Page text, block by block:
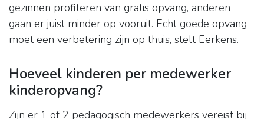
gezinnen profiteren van gratis opvang, anderen
gaan er juist minder op vooruit. Echt goede opvang
moet een verbetering zijn op thuis, stelt Eerkens.
Hoeveel kinderen per medewerker
kinderopvang?
Zijn er 1 of 2 pedagogisch medewerkers vereist bij